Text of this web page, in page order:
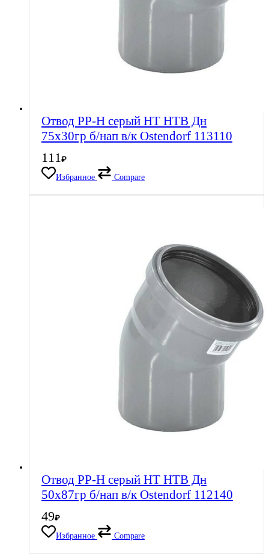
Отвод PP-H серый HT HTB Дн
75х30гр б/нап в/к Ostendorf 113110
111 ₽
Избранное
Compare
Отвод PP-H серый HT HTB Дн
50х87гр б/нап в/к Ostendorf 112140
49₽
Избранное
Compare